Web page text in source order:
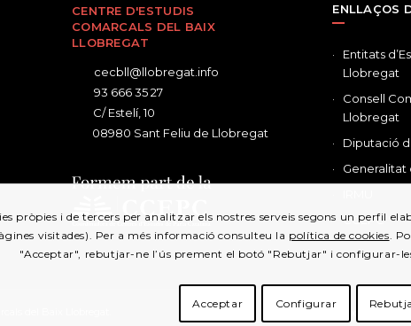
CENTRE D'ESTUDIS
COMARCALS DEL BAIX
LLOBREGAT
cecbll@llobregat.info
93 666 35 27
C/ Estelí, 10
08980 Sant Feliu de Llobregat
ENLLAÇOS
Entitats
Llobregat
Consell
Llobregat
Diputació
Generalitat
CCEPC
Política de cookies
pròpies i de tercers per analitzar els nostres serveis segons un perfil
visitades). Per a més informació consulteu la política de cookies.
"Acceptar", rebutjar-ne l’ús prement el botó "Rebutjar" i configurar-
Acceptar Configurar